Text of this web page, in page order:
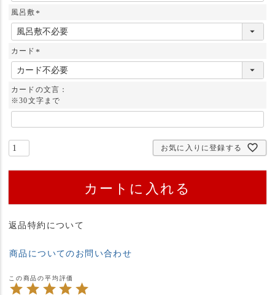
風呂敷
(
必
須
カード
(
必
須
)
カードの文言：
※30文字まで
お気に入りに登録する
カートに入れる
返品特約について
商品についてのお問い合わせ